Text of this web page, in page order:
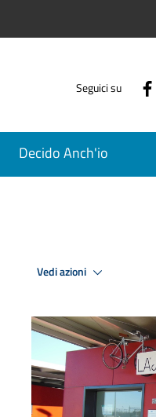
Seguici su
Decido Anch'io
Vedi azioni